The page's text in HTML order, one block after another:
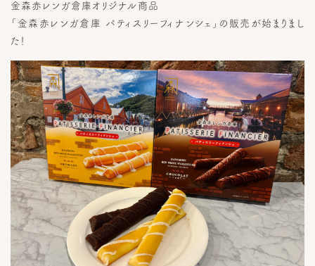
金森赤レンガ倉庫オリジナル商品
「金森赤レンガ倉庫 パティスリーフィナンシェ」の販売が始まりまし
た！